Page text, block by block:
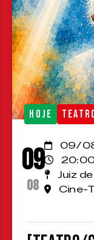
HOJE
09
08
09/
Juiz
Cine-